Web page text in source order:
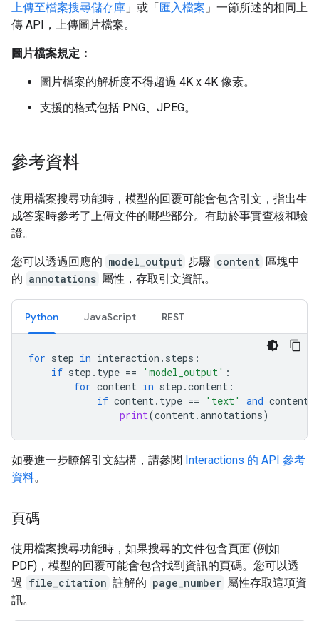
上傳至檔案搜尋儲存庫 」或「匯入檔案 」一節所述的相同上
傳 API，上傳圖片檔案。
圖片檔案規定：
圖片檔案的解析度不得超過 4K x 4K 像素。
支援的格式包括 PNG、JPEG。
參考資料
使用檔案搜尋功能時，模型的回覆可能會包含引文，指出生
成答案時參考了上傳文件的哪些部分。有助於事實查核和驗
證。
您可以透過回應的 model_output 步驟 content 區塊中
的 annotations 屬性，存取引文資訊。
Python JavaScript REST
for step in interaction . steps :
if step . type == 'model_output' :
for content in step .content :
if content. type == 'text' and content
print(content.annotations)
如要進一步瞭解引文結構，請參閱 Interactions 的 API 參考
資料。
頁碼
使用檔案搜尋功能時，如果搜尋的文件包含頁面 (例如
PDF)，模型的回覆可能會包含找到資訊的頁碼。您可以透
過 file_citation 註解的 page_number 屬性存取這項資
訊。